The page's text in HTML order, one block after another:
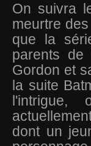
On suivra
meurtre
que la
parents
Gordon et
la suite
l'intrigue,
dont un